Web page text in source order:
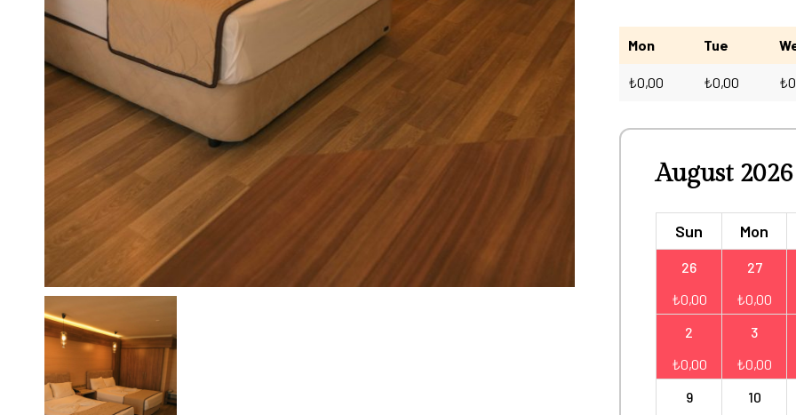
Mon Tue
₺0,00 ₺0,00 ₺
August 2026
Sun Mon
26
₺0,00
27
₺0,00
2
₺0,00
3
₺0,00
9
10